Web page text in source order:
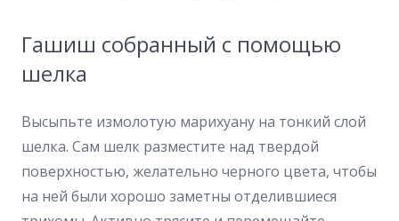
Гашиш собранный с помощью
шелка
Высыпьте измолотую марихуану на тонкий слой
шелка. Сам шелк разместите над твердой
поверхностью, желательно черного цвета, чтобы
на ней были хорошо заметны отделившиеся